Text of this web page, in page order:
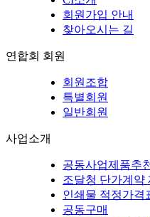
회원가입 안내
찾아오시는 길
연합회 회원
회원조합
특별회원
일반회원
사업소개
공동사업제품추
조달청 단가계약
인쇄물 적정가격
공동구매